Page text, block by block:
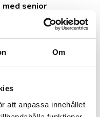
Om
att anpassa innehållet
senior
servicekänsla.